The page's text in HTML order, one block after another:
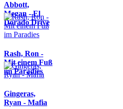
Abbott,
Megan - El
Dorado Drive
Rash, Ron -
Mit einem Fuß
im Paradies
Gingeras,
Ryan - Mafia